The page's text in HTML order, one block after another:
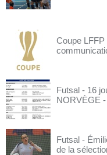
Coupe LFFP
Futsal - 16
NORVÈGE
Futsal -
de la